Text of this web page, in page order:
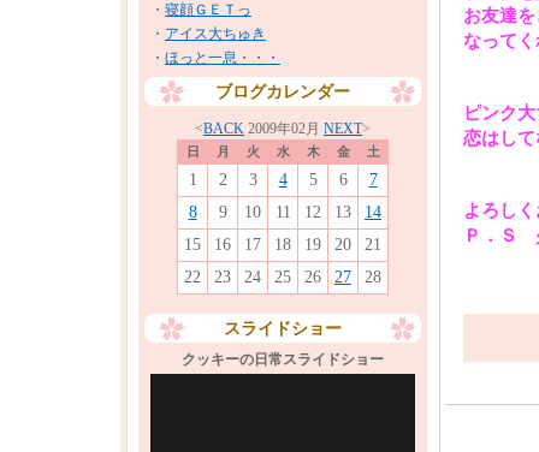
・ 寝顔ＧＥＴっ
・ アイス大ちゅき
・ ほっと一息・・・
ブログカレンダー
<BACK 2009年02月 NEXT>
日 月 火 水 木 金 土
1 2 3 4 5 6
7
8
9 10 11 12 13
14
15
16 17 18 19 20
21
22
23 24 25 26 27 28
スライドショー
クッキーの日常スライドショー
お友達
なって
ピンク
恋はし
よろし
Ｐ．Ｓ